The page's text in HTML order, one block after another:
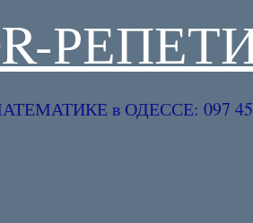
в ОДЕССЕ: 097 45